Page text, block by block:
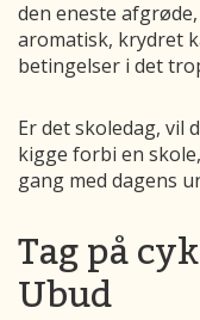
den eneste
aromatisk, krydret
betingelser i det
Er det skoledag, vil
kigge forbi en
gang med dagens
Tag på
Ubud